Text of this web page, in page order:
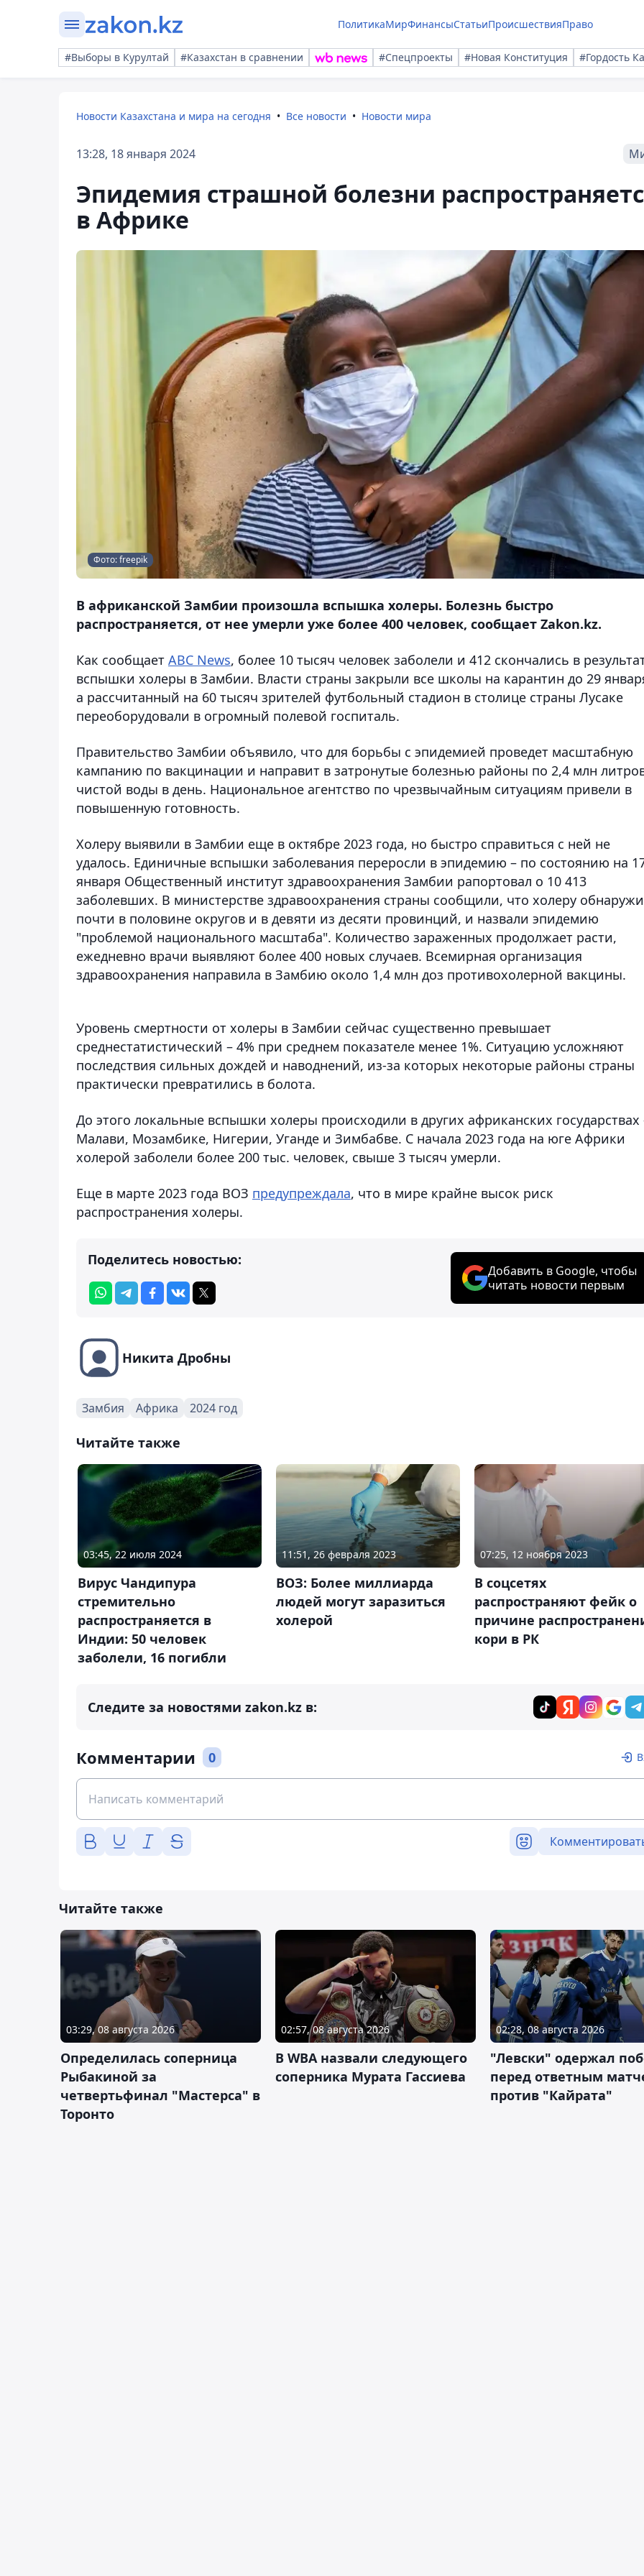
ПолитикаМирФинансыСтатьиПроисшествияПраво
#Выборы в Курултай #Казахстан в сравнении #Спецпроекты #Новая Конституция #Гордость
Новости Казахстана и мира на сегодня Все новости Новости мира
13:28, 18 января 2024
Эпидемия страшной болезни
в Африке
Фото: freepik
В африканской Замбии произошла вспышка холеры. Болезнь быстро
распространяется, от нее умерли уже более 400 человек, сообщает Zakon.kz.
Как сообщает ABC News, более 10 тысяч человек заболели и 412 скончались в
вспышки холеры в Замбии. Власти страны закрыли все школы на карантин до 29
а рассчитанный на 60 тысяч зрителей футбольный стадион в столице страны Лусаке
переоборудовали в огромный полевой госпиталь.
Правительство Замбии объявило, что для борьбы с эпидемией проведет масштабную
кампанию по вакцинации и направит в затронутые болезнью районы по 2,4 млн
чистой воды в день. Национальное агентство по чрезвычайным ситуациям привели в
повышенную готовность.
Холеру выявили в Замбии еще в октябре 2023 года, но быстро справиться с ней не
удалось. Единичные вспышки заболевания переросли в эпидемию – по состоянию на
января Общественный институт здравоохранения Замбии рапортовал о 10 413
заболевших. В министерстве здравоохранения страны сообщили, что холеру
почти в половине округов и в девяти из десяти провинций, и назвали эпидемию
"проблемой национального масштаба". Количество зараженных продолжает расти,
ежедневно врачи выявляют более 400 новых случаев. Всемирная организация
здравоохранения направила в Замбию около 1,4 млн доз противохолерной вакцины.
Уровень смертности от холеры в Замбии сейчас существенно превышает
среднестатистический – 4% при среднем показателе менее 1%. Ситуацию усложняют
последствия сильных дождей и наводнений, из-за которых некоторые районы страны
практически превратились в болота.
До этого локальные вспышки холеры происходили в других африканских государствах
Малави, Мозамбике, Нигерии, Уганде и Зимбабве. С начала 2023 года на юге Африки
холерой заболели более 200 тыс. человек, свыше 3 тысяч умерли.
Еще в марте 2023 года ВОЗ предупреждала, что в мире крайне высок риск
распространения холеры.
Поделитесь новостью:
Добавить в Google, чтобы
читать новости первым
Никита Дробны
Замбия Африка 2024 год
Читайте также
03:45, 22 июля 2024
Вирус Чандипура
стремительно
распространяется в
Индии: 50 человек
заболели, 16 погибли
11:51, 26 февраля 2023
ВОЗ: Более миллиарда
людей могут заразиться
холерой
07:25, 12 ноября 2023
В соцсетях
распространяют фейк о
причине
кори в РК
Следите за новостями zakon.kz в:
Комментарии 0
Читайте также
03:29, 08 августа 2026
Определилась соперница
Рыбакиной за
четвертьфинал "Мастерса" в
Торонто
02:57, 08 августа 2026
В WBA назвали следующего
соперника Мурата Гассиева
02:28, 08 августа 2026
"Левски" одержал
перед ответным
против "Кайрата"